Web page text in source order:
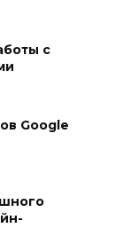
с
Google